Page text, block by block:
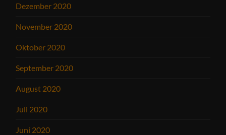
Dezember 2020
November 2020
Oktober 2020
September 2020
August 2020
Juli 2020
Juni 2020